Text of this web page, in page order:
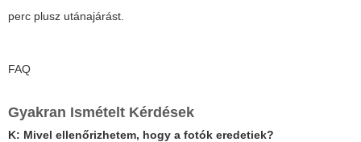
perc plusz utánajárást.
FAQ
Gyakran Ismételt Kérdések
K: Mivel ellenőrizhetem, hogy a fotók eredetiek?